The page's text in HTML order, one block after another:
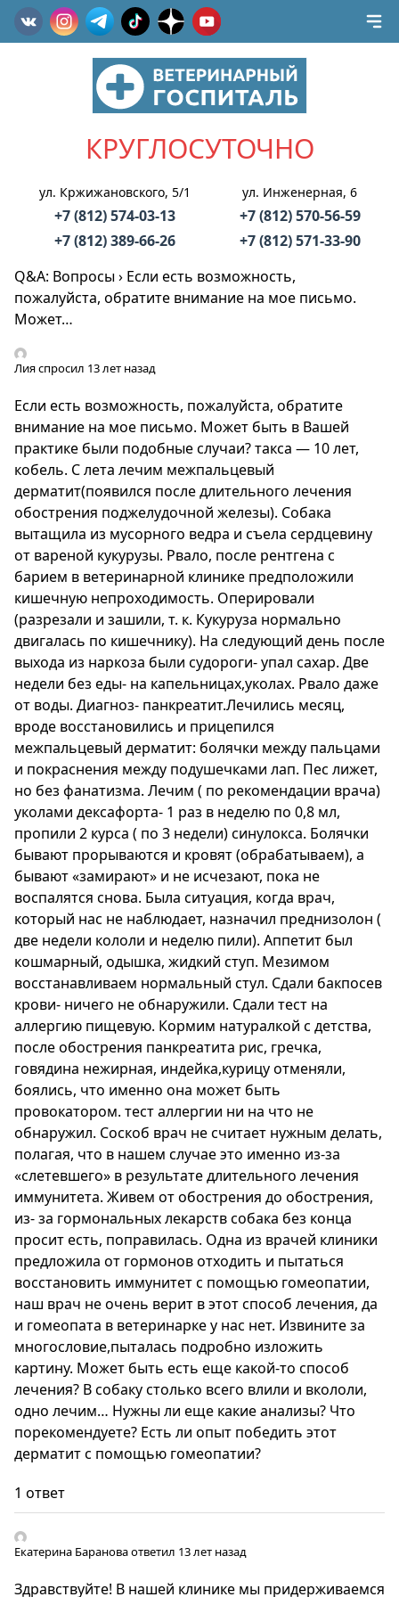
КРУГЛОСУТОЧНО
ул. Кржижановского, 5/1
+7 (812) 574-03-13
+7 (812) 389-66-26
ул. Инженерная, 6
+7 (812) 570-56-59
+7 (812) 571-33-90
Q&A: Вопросы› Если есть возможность,
пожалуйста, обратите внимание на мое письмо.
Может…
Лияспросил 13 лет назад
Если есть возможность, пожалуйста, обратите
внимание на мое письмо. Может быть в Вашей
практике были подобные случаи? такса — 10 лет,
кобель. С лета лечим межпальцевый
дерматит(появился после длительного лечения
обострения поджелудочной железы). Собака
вытащила из мусорного ведра и съела сердцевину
от вареной кукурузы. Рвало, после рентгена с
барием в ветеринарной клинике предположили
кишечную непроходимость. Оперировали
(разрезали и зашили, т. к. Кукуруза нормально
двигалась по кишечнику). На следующий день после
выхода из наркоза были судороги- упал сахар. Две
недели без еды- на капельницах,уколах. Рвало даже
от воды. Диагноз- панкреатит.Лечились месяц,
вроде восстановились и прицепился
межпальцевый дерматит: болячки между пальцами
и покраснения между подушечками лап. Пес лижет,
но без фанатизма. Лечим ( по рекомендации врача)
уколами дексафорта- 1 раз в неделю по 0,8 мл,
пропили 2 курса ( по 3 недели) синулокса. Болячки
бывают прорываются и кровят (обрабатываем), а
бывают «замирают» и не исчезают, пока не
воспалятся снова. Была ситуация, когда врач,
который нас не наблюдает, назначил преднизолон (
две недели кололи и неделю пили). Аппетит был
кошмарный, одышка, жидкий ступ. Мезимом
восстанавливаем нормальный стул. Сдали бакпосев
крови- ничего не обнаружили. Сдали тест на
аллергию пищевую. Кормим натуралкой с детства,
после обострения панкреатита рис, гречка,
говядина нежирная, индейка,курицу отменяли,
боялись, что именно она может быть
провокатором. тест аллергии ни на что не
обнаружил. Соскоб врач не считает нужным делать,
полагая, что в нашем случае это именно из-за
«слетевшего» в результате длительного лечения
иммунитета. Живем от обострения до обострения,
из- за гормональных лекарств собака без конца
просит есть, поправилась. Одна из врачей клиники
предложила от гормонов отходить и пытаться
восстановить иммунитет с помощью гомеопатии,
наш врач не очень верит в этот способ лечения, да
и гомеопата в ветеринарке у нас нет. Извините за
многословие,пыталась подробно изложить
картину. Может быть есть еще какой-то способ
лечения? В собаку столько всего влили и вкололи,
одно лечим… Нужны ли еще какие анализы? Что
порекомендуете? Есть ли опыт победить этот
дерматит с помощью гомеопатии?
1 ответ
Екатерина Барановаответил 13 лет назад
Здравствуйте! В нашей клинике мы придерживаемся